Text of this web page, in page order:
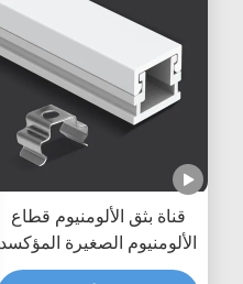
قناة بثق الألومنيوم قطاع
الألومنيوم الصغيرة المؤكسد